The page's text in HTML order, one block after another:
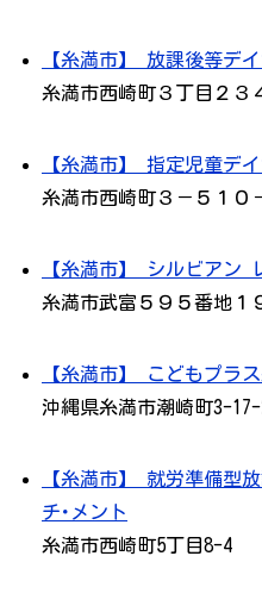
【糸満市】 放課後等デ
糸満市西崎町３丁目２３
【糸満市】 指定児童デ
糸満市西崎町３－５１０
【糸満市】 シルビアン
糸満市武富５９５番地１
【糸満市】 こどもプラ
沖縄県糸満市潮崎町3-17-
【糸満市】 就労準備型
チ･メント
糸満市西崎町5丁目8-4